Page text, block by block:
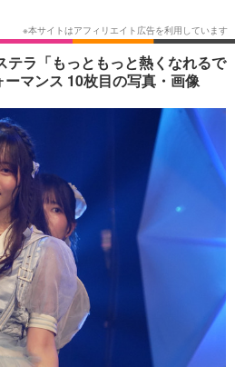
その他
テラ「もっともっと熱くなれるで
マンス 10枚目の写真・画像